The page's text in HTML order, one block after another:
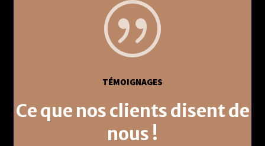
|
TÉMOIGNAGES
Ce que nos clients disent de
nous !